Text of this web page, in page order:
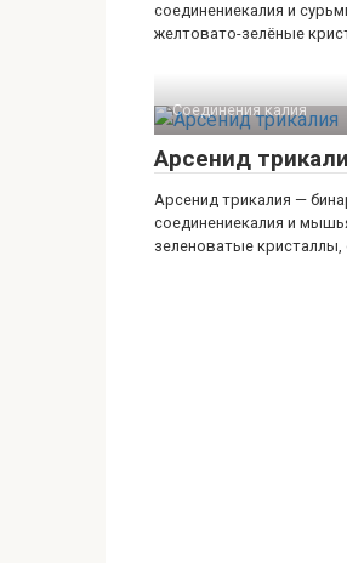
соединениекалия и
желтовато-зелёные
Соединения калия‎
Арсенид
Арсенид трикалия —
соединениекалия и
зеленоватые